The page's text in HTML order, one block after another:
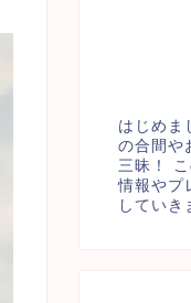
はじめま
の合間や
三昧！
情報やプ
していき